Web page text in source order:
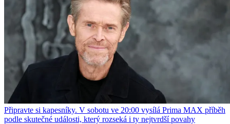
Připravte si kapesníky. V sobotu ve 20:00 vysílá Prima MAX příběh
podle skutečné události, který rozseká i ty nejtvrdší povahy